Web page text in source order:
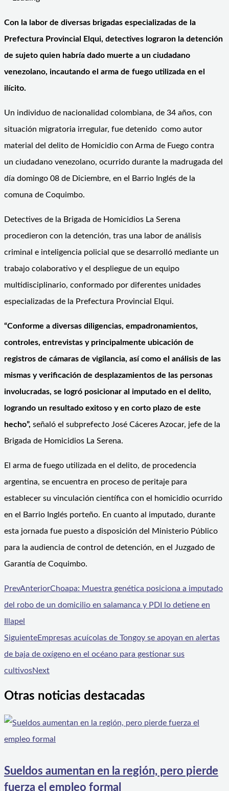
Con la labor de diversas brigadas especializadas de la
Prefectura Provincial Elqui, detectives lograron la detención
de sujeto quien habría dado muerte a un ciudadano
venezolano, incautando el arma de fuego utilizada en el
ilícito.
Un individuo de nacionalidad colombiana, de 34 años, con
situación migratoria irregular, fue detenido como autor
material del delito de Homicidio con Arma de Fuego contra
un ciudadano venezolano, ocurrido durante la madrugada del
día domingo 08 de Diciembre, en el Barrio Inglés de la
comuna de Coquimbo.
Detectives de la Brigada de Homicidios La Serena
procedieron con la detención, tras una labor de análisis
criminal e inteligencia policial que se desarrolló mediante un
trabajo colaborativo y el despliegue de un equipo
multidisciplinario, conformado por diferentes unidades
especializadas de la Prefectura Provincial Elqui.
“Conforme a diversas diligencias, empadronamientos,
controles, entrevistas y principalmente ubicación de
registros de cámaras de vigilancia, así como el análisis de las
mismas y verificación de desplazamientos de las personas
involucradas, se logró posicionar al imputado en el delito,
logrando un resultado exitoso y en corto plazo de este
hecho”, señaló el subprefecto José Cáceres Azocar, jefe de la
Brigada de Homicidios La Serena.
El arma de fuego utilizada en el delito, de procedencia
argentina, se encuentra en proceso de peritaje para
establecer su vinculación científica con el homicidio ocurrido
en el Barrio Inglés porteño. En cuanto al imputado, durante
esta jornada fue puesto a disposición del Ministerio Público
para la audiencia de control de detención, en el Juzgado de
Garantía de Coquimbo.
PrevAnteriorChoapa: Muestra genética posiciona a imputado
del robo de un domicilio en salamanca y PDI lo detiene en
Illapel
SiguienteEmpresas acuícolas de Tongoy se apoyan en alertas
de baja de oxígeno en el océano para gestionar sus
cultivosNext
Otras noticias destacadas
Sueldos aumentan en la región, pero pierde
fuerza el empleo formal